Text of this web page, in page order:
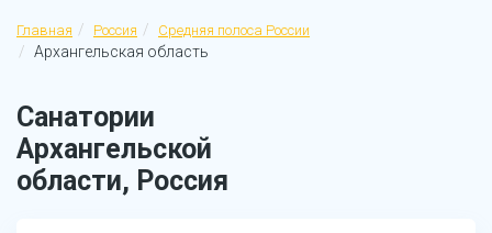
Главная Россия Средняя полоса России
Архангельская область
Санатории
Архангельской
области, Россия